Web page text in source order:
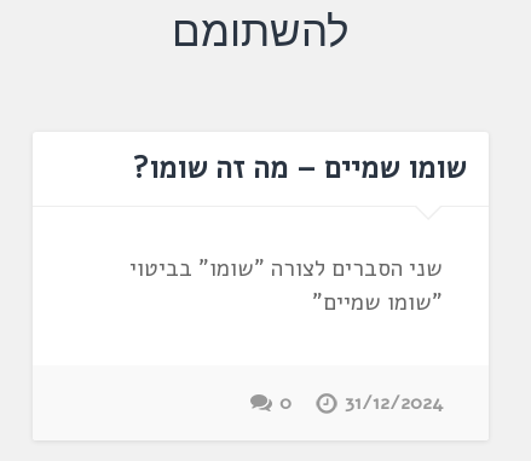
להשתומם
שומו שמיים – מה זה שומו?
שני הסברים לצורה "שומו" בביטוי
"שומו שמיים"
31/12/2024
0